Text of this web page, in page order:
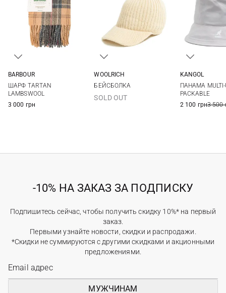
BARBOUR
ШАРФ TARTAN
LAMBSWOOL
3 000 грн
WOOLRICH
БЕЙСБОЛКА
SOLD OUT
KANGOL
ПАНАМА MULTI-
PACKABLE
2 100 грн3 500
-10% НА ЗАКАЗ ЗА ПОДПИСКУ
Подпишитесь сейчас, чтобы получить скидку 10%* на первый
заказ.
Первыми узнайте новости, скидки и распродажи.
*Скидки не суммируются с другими скидками и акционными
предложениями.
МУЖЧИНАМ